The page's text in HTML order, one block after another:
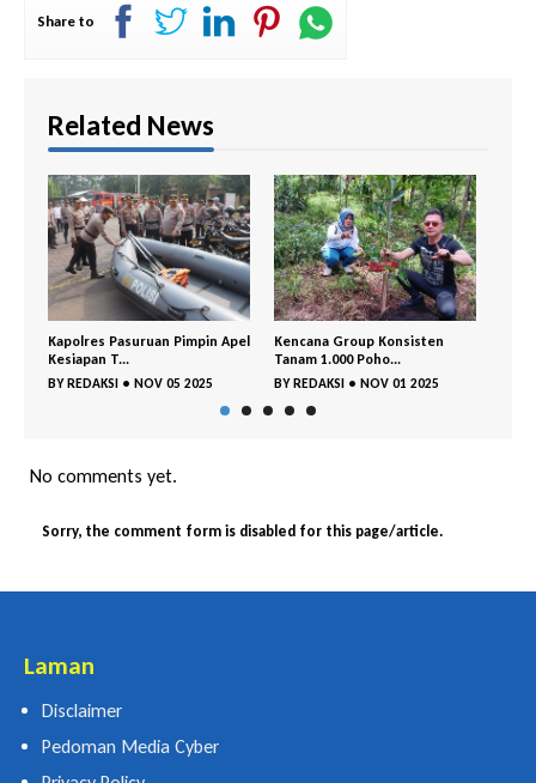
Share to
Related News
Pasuruan Pimpin Apel
T...
•NOV 05 2025
Kencana Group Konsisten
Tanam 1.000 Poho...
BY
•NOV 01 2025
Cegah Sejak Dini,
BY
No comments yet.
Sorry, the comment form is disabled for this page/article.
Laman
Disclaimer
Pedoman Media Cyber